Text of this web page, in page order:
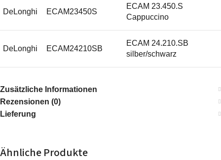
DeLonghi ECAM23450S
ECAM 23.450.S
Cappuccino
DeLonghi ECAM24210SB
ECAM 24.210.SB
silber/schwarz
DeLonghi
DeLonghi ECAM23450SEX:3
Zusätzliche Informationen
Rezensionen (0)
Lieferung
Ähnliche Produkte